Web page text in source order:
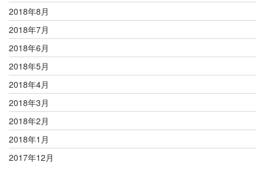
2018年8月
2018年7月
2018年6月
2018年5月
2018年4月
2018年3月
2018年2月
2018年1月
2017年12月